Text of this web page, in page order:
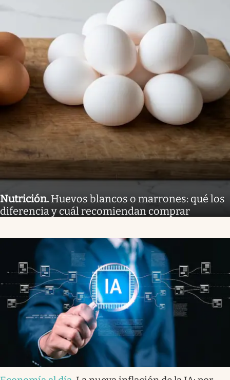
Nutrición. Huevos blancos o marrones: qué los
diferencia y cuál recomiendan comprar